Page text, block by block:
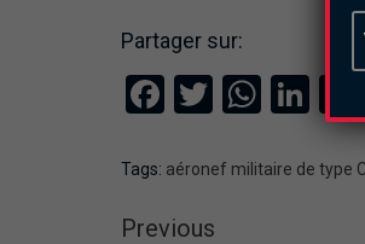
Partager sur:
Facebook
Twitter
Tags: aéronef militaire de type
Previous